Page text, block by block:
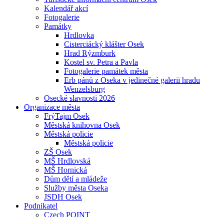
Kalendář akcí
Fotogalerie
Památky
Hrdlovka
Cisterciácký klášter Osek
Hrad Rýzmburk
Kostel sv. Petra a Pavla
Fotogalerie památek města
Erb pánů z Oseka v jedinečné galerii hradu
Wenzelsburg
Osecké slavnosti 2026
Organizace města
FrýTajm Osek
Městská knihovna Osek
Městská policie
Městská policie
ZŠ Osek
MŠ Hrdlovská
MŠ Hornická
Dům dětí a mládeže
Služby města Oseka
JSDH Osek
Podnikatel
Czech POINT